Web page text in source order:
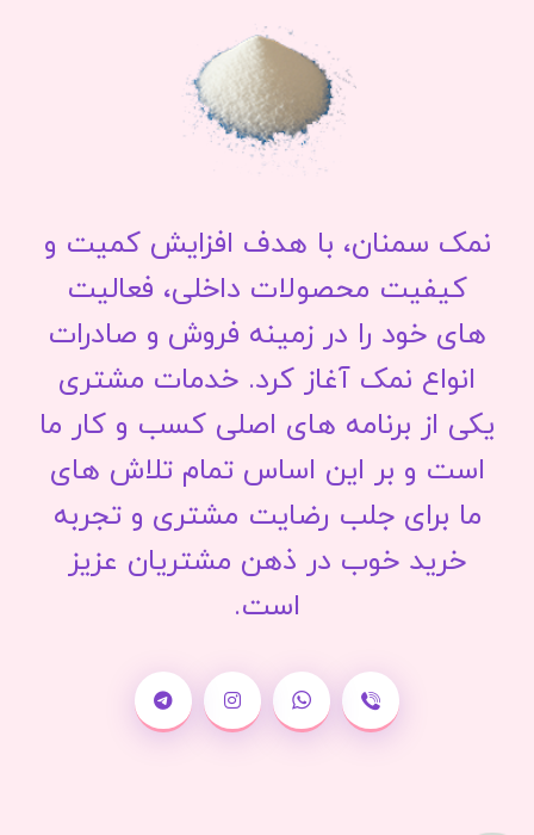
نمک سمنان، با هدف افزایش کمیت و
کیفیت محصولات داخلی، فعالیت
های خود را در زمینه فروش و صادرات
انواع نمک آغاز کرد. خدمات مشتری
یکی از برنامه های اصلی کسب و کار ما
است و بر این اساس تمام تلاش های
ما برای جلب رضایت مشتری و تجربه
خرید خوب در ذهن مشتریان عزیز
است.